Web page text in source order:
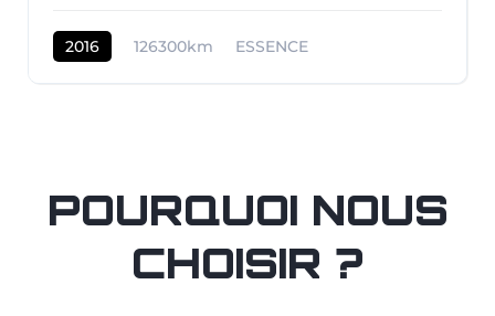
2016 126300km ESSENCE
POURQUOI NOUS
CHOISIR ?